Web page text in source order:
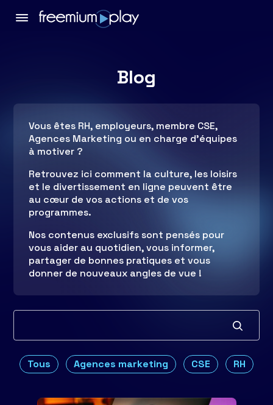
Blog
Vous êtes RH, employeurs, membre CSE,
Agences Marketing ou en charge d’équipes
à motiver ?
Retrouvez ici comment la culture, les loisirs
et le divertissement en ligne peuvent être
au cœur de vos actions et de vos
programmes.
Nos contenus exclusifs sont pensés pour
vous aider au quotidien, vous informer,
partager de bonnes pratiques et vous
donner de nouveaux angles de vue !
Tous Agences marketing CSE RH